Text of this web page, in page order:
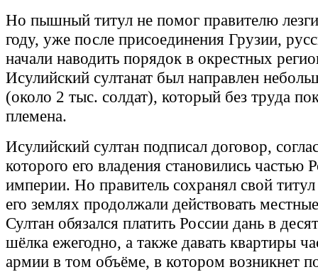
Но пышный титул не помог правителю
году, уже после присоединения Грузии,
начали наводить порядок в окрестных
Исулийский султанат был направлен
(около 2 тыс. солдат), который без труда
племена.
Исулийский султан подписал договор,
которого его владения становились частью
империи. Но правитель сохранял свой
его землях продолжали действовать
Султан обязался платить России дань в
шёлка ежегодно, а также давать квартиры
армии в том объёме, в котором возникнет